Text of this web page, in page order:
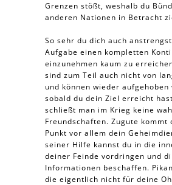
Grenzen stößt, weshalb du
anderen Nationen in Betracht
So sehr du dich auch
Aufgabe einen kompletten
einzunehmen kaum zu
sind zum Teil auch nicht von
und können wieder aufgehoben
sobald du dein Ziel erreicht
schließt man im Krieg keine
Freundschaften. Zugute kommt
Punkt vor allem dein
seiner Hilfe kannst du in die
deiner Feinde vordringen und
Informationen beschaffen.
die eigentlich nicht für deine